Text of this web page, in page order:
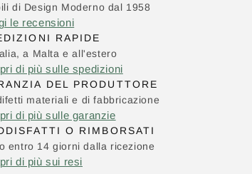
di Design Moderno dal 1958
le recensioni
RAPIDE
a Malta e all'estero
di più sulle spedizioni
DEL PRODUTTORE
materiali e di fabbricazione
di più sulle garanzie
O RIMBORSATI
entro 14 giorni dalla ricezione
di più sui resi